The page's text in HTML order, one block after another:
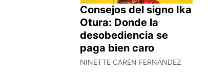
Consejos del signo Ika
Otura: Donde la
desobediencia se
paga bien caro
NINETTE CAREN FERNÁNDEZ